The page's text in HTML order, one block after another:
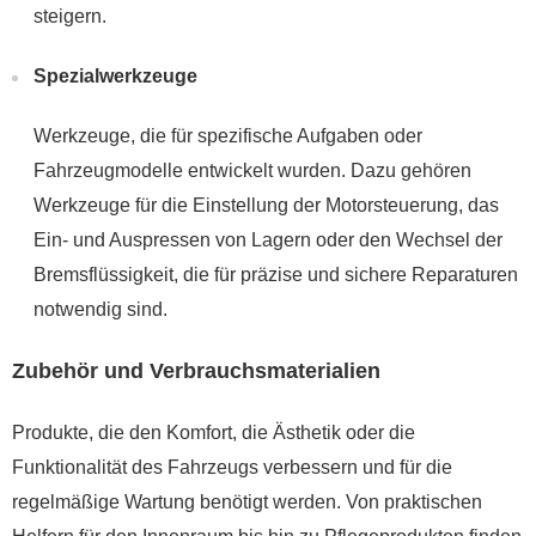
steigern.
Spezialwerkzeuge
Werkzeuge, die für spezifische Aufgaben oder
Fahrzeugmodelle entwickelt wurden. Dazu gehören
Werkzeuge für die Einstellung der Motorsteuerung, das
Ein- und Auspressen von Lagern oder den Wechsel der
Bremsflüssigkeit, die für präzise und sichere Reparaturen
notwendig sind.
Zubehör und Verbrauchsmaterialien
Produkte, die den Komfort, die Ästhetik oder die
Funktionalität des Fahrzeugs verbessern und für die
regelmäßige Wartung benötigt werden. Von praktischen